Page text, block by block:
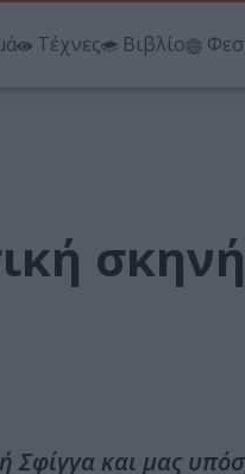
Τέχνες Βιβλίο
σκηνή
και μας